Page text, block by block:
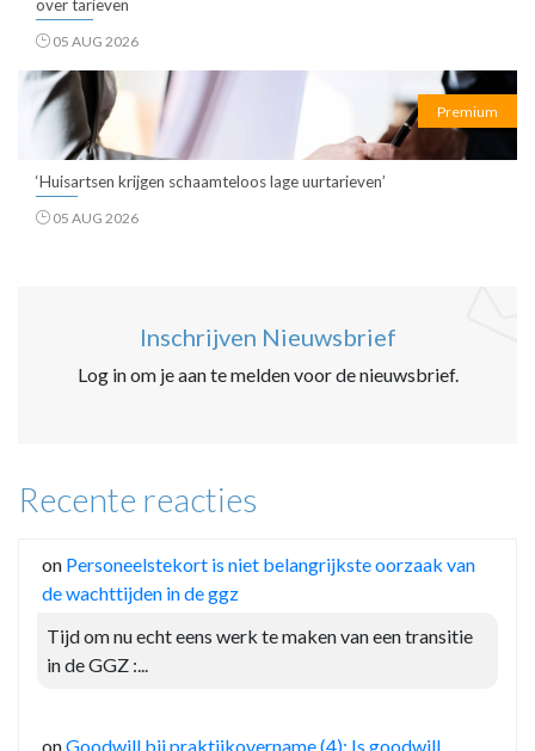
over tarieven
05 AUG 2026
Premium
‘Huisartsen krijgen schaamteloos lage uurtarieven’
05 AUG 2026
Inschrijven Nieuwsbrief
Log in om je aan te melden voor de nieuwsbrief.
Recente reacties
on Personeelstekort is niet belangrijkste oorzaak van
de wachttijden in de ggz
Tijd om nu echt eens werk te maken van een transitie
in de GGZ :...
onGoodwill bij praktijkovername (4): Is goodwill